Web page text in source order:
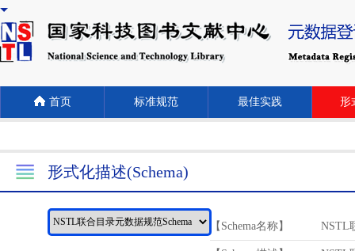
首页 标准规范 最佳实践 形
形式化描述(Schema)
【Schema名称】 NSTL